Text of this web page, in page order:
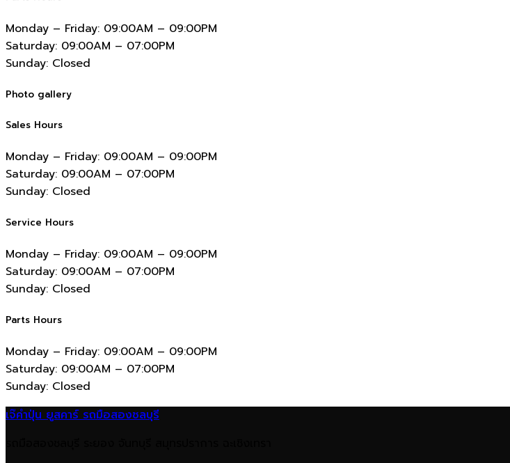
Monday – Friday: 09:00AM – 09:00PM
Saturday: 09:00AM – 07:00PM
Sunday: Closed
Photo gallery
Sales Hours
Monday – Friday: 09:00AM – 09:00PM
Saturday: 09:00AM – 07:00PM
Sunday: Closed
Service Hours
Monday – Friday: 09:00AM – 09:00PM
Saturday: 09:00AM – 07:00PM
Sunday: Closed
Parts Hours
Monday – Friday: 09:00AM – 09:00PM
Saturday: 09:00AM – 07:00PM
Sunday: Closed
เจ๊คำปุ่น ยูสคาร์ รถมือสองชลบุรี